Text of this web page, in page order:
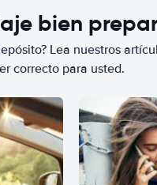
bien
Lea nuestros
correcto para usted.